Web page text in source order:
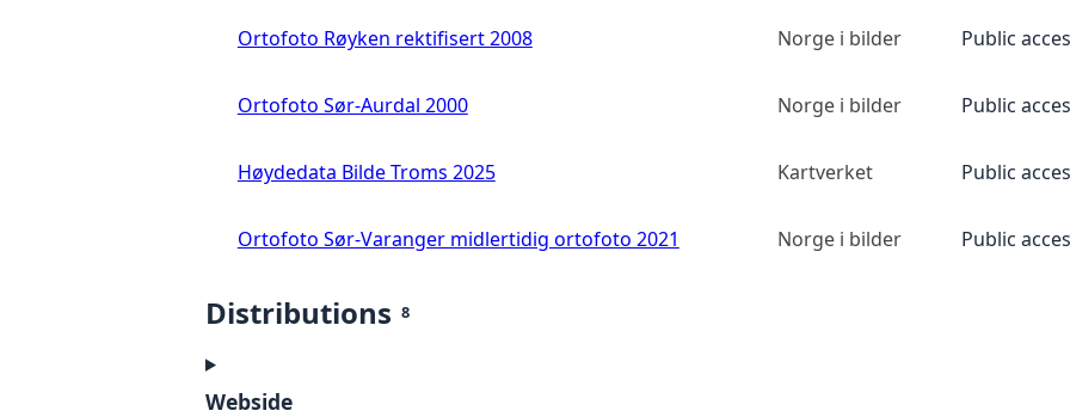
Ortofoto Røyken rektifisert 2008 Norge i bilder Public
Ortofoto Sør-Aurdal 2000 Norge i bilder Public
Høydedata Bilde Troms 2025 Kartverket Public
Ortofoto Sør-Varanger midlertidig ortofoto 2021 Norge i bilder Public
Distributions 8
Webside